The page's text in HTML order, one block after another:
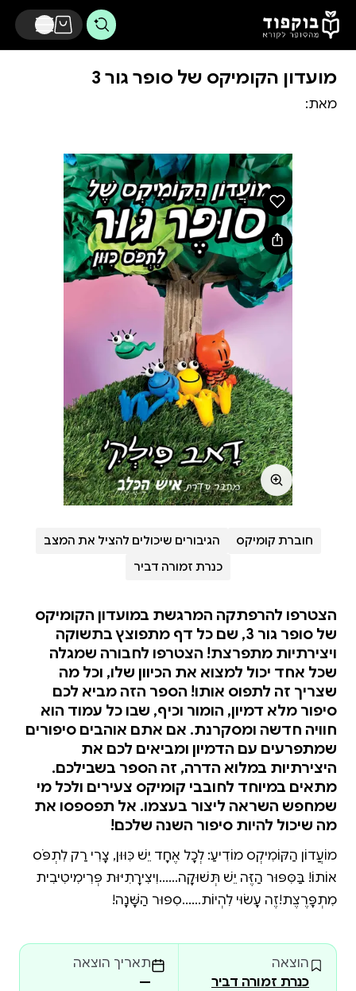
דלג לתוכן הראשי
מועדון הקומיקס של סופר גור 3
מאת:
חוברת קומיקס
הגיבורים שיכולים להציל את המצב
כנרת זמורה דביר
הצטרפו להרפתקה המרגשת במועדון הקומיקס
של סופר גור 3, שם כל דף מתפוצץ בתשוקה
ויצירתיות מתפרצת! הצטרפו לחבורה שמגלה
שכל אחד יכול למצוא את הכיוון שלו, וכל מה
שצריך זה לתפוס אותו! הספר הזה מביא לכם
סיפור מלא דמיון, הומור וכיף, שבו כל עמוד הוא
חוויה חדשה ומסקרנת. אם אתם אוהבים סיפורים
שמתפרעים עם הדמיון ומביאים לכם את
היצירתיות במלוא הדרה, זה הספר בשבילכם.
מתאים במיוחד לחובבי קומיקס צעירים ולכל מי
שמחפש השראה ליצור בעצמו. אל תפספסו את
מה שיכול להיות סיפור השנה שלכם!
מוֹעֲדוֹן הַקּוֹמִיקְס מוֹדִיעַ: לְכָל אֶחָד יֵשׁ כִּוּוּן, צָרִיךְ רַק לִתְפֹּס
אוֹתוֹ! בַּסִּפּוּר הַזֶּה יֵשׁ תְּשׁוּקָה......וִיצִירָתִיּוּת פְּרִימִיטִיבִית
מִתְפָּרֶצֶת!זֶה עָשׂוּי לִהְיוֹת......סִפּוּר הַשָּׁנָה!
הוצאה
כנרת זמורה דביר
תאריך הוצאה
—